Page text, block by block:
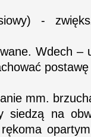
-
Wdech –
mm.
siedzą na